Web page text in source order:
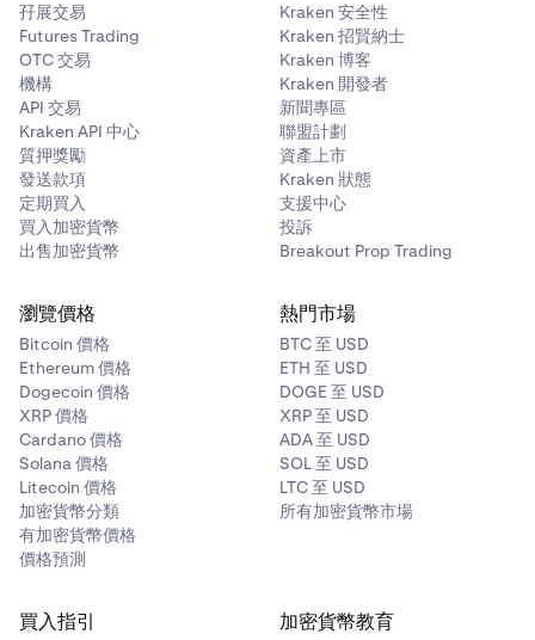
孖展交易
Futures Trading
OTC 交易
機構
API 交易
Kraken API 中心
質押獎勵
發送款項
定期買入
買入加密貨幣
出售加密貨幣
Kraken 安全性
Kraken 招賢納士
Kraken 博客
Kraken 開發者
新聞專區
聯盟計劃
資產上市
Kraken 狀態
支援中心
投訴
Breakout Prop Trading
瀏覽價格
Bitcoin 價格
Ethereum 價格
Dogecoin 價格
XRP 價格
Cardano 價格
Solana 價格
Litecoin 價格
加密貨幣分類
有加密貨幣價格
價格預測
熱門市場
BTC 至 USD
ETH 至 USD
DOGE 至 USD
XRP 至 USD
ADA 至 USD
SOL 至 USD
LTC 至 USD
所有加密貨幣市場
買入指引 加密貨幣教育